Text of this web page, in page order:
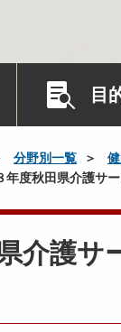
目
分野別一覧
年度秋田県介護サ
介護サ